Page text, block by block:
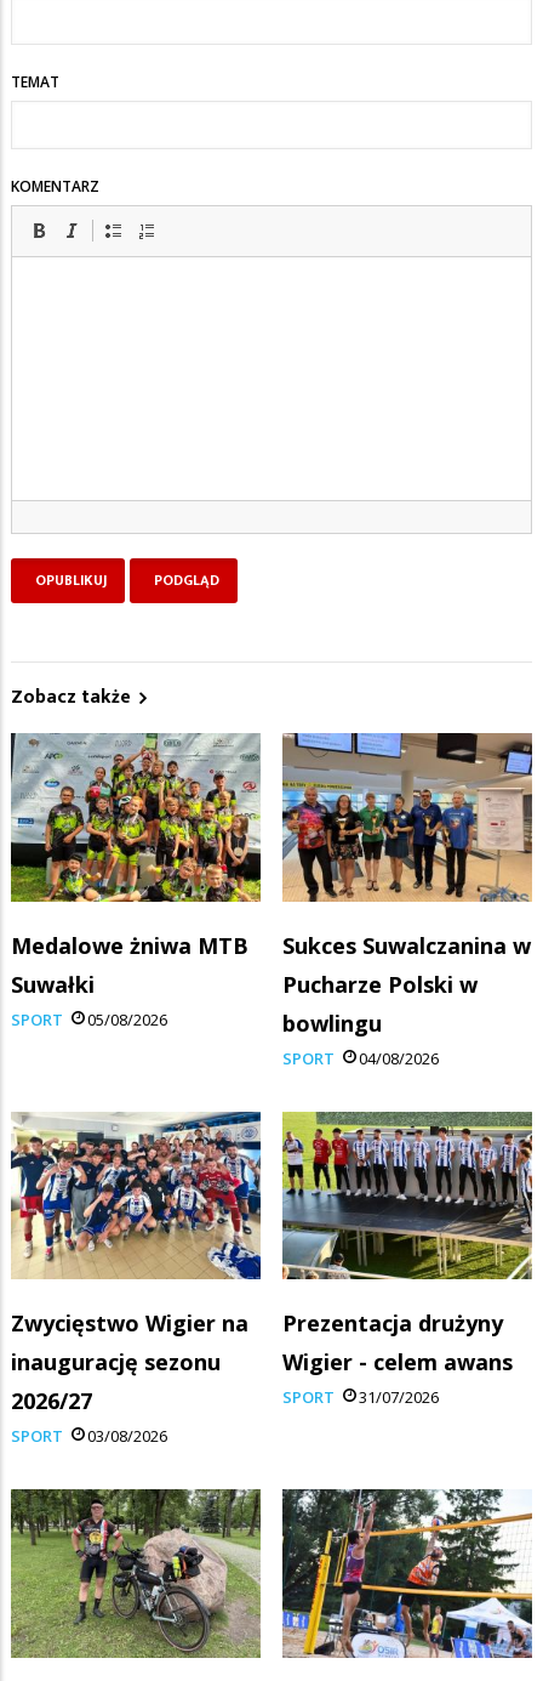
TEMAT
KOMENTARZ
Zobacz także
Medalowe żniwa MTB
Suwałki
SPORT 05/08/2026
Sukces Suwalczanina w
Pucharze Polski w
bowlingu
SPORT 04/08/2026
Zwycięstwo Wigier na
inaugurację sezonu
2026/27
SPORT 03/08/2026
Prezentacja drużyny
Wigier - celem awans
SPORT 31/07/2026